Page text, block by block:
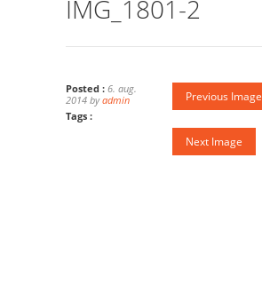
IMG_1801-2
Posted : 6. aug.
2014 byadmin
Tags :
Previous Image
Next Image